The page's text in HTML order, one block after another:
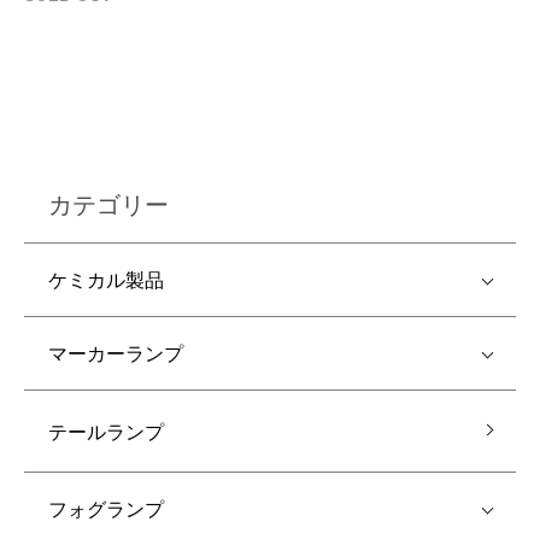
カテゴリー
ケミカル製品
マーカーランプ
テールランプ
フォグランプ